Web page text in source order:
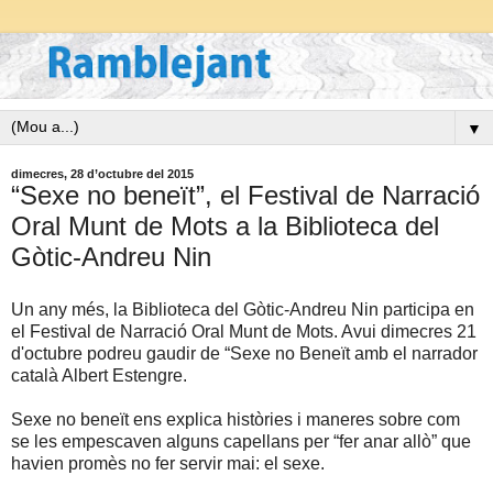
▼
dimecres, 28 d’octubre del 2015
“Sexe no beneït”, el Festival de Narració
Oral Munt de Mots a la Biblioteca del
Gòtic-Andreu Nin
Un any més, la Biblioteca del Gòtic-Andreu Nin participa en
el Festival de Narració Oral Munt de Mots. Avui dimecres 21
d'octubre podreu gaudir de “Sexe no Beneït amb el narrador
català Albert Estengre.
Sexe no beneït ens explica històries i maneres sobre com
se les empescaven alguns capellans per “fer anar allò” que
havien promès no fer servir mai: el sexe.